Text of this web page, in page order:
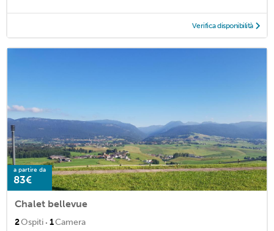
Verifica disponibilità
a partire da
83€
Chalet bellevue
2Ospiti · 1Camera